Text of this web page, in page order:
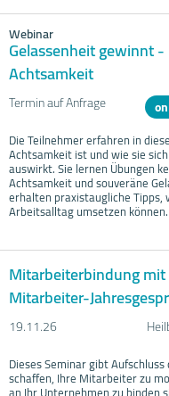
Webinar
Gelassenheit gewinnt
Achtsamkeit
Termin auf Anfrage
Die Teilnehmer erfahren in
Achtsamkeit ist und wie sie
auswirkt. Sie lernen Übungen
Achtsamkeit und souveräne
erhalten praxistaugliche Tipps,
Arbeitsalltag umsetzen können.
Mitarbeiterbindung
Mitarbeiter-
19.11.26
Dieses Seminar gibt
schaffen, Ihre Mitarbeiter zu